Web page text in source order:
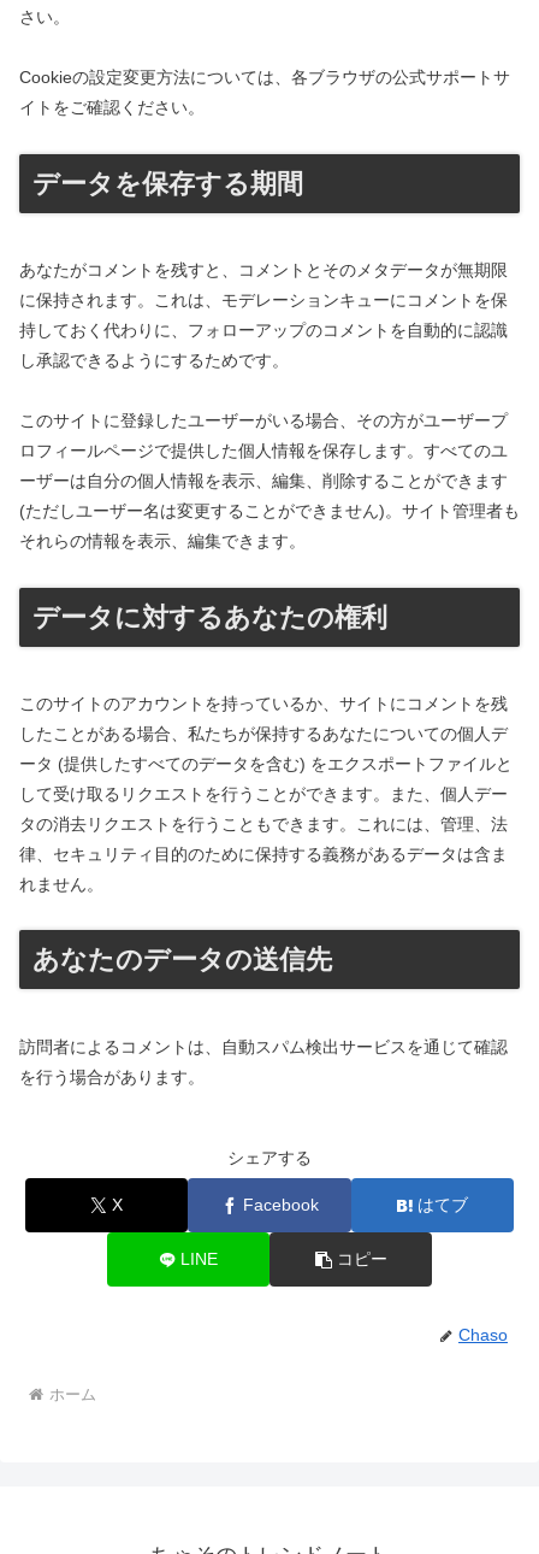
さい。
Cookieの設定変更方法については、各ブラウザの公式サポートサ
イトをご確認ください。
データを保存する期間
あなたがコメントを残すと、コメントとそのメタデータが無期限
に保持されます。これは、モデレーションキューにコメントを保
持しておく代わりに、フォローアップのコメントを自動的に認識
し承認できるようにするためです。
このサイトに登録したユーザーがいる場合、その方がユーザープ
ロフィールページで提供した個人情報を保存します。すべてのユ
ーザーは自分の個人情報を表示、編集、削除することができます
(ただしユーザー名は変更することができません)。サイト管理者も
それらの情報を表示、編集できます。
データに対するあなたの権利
このサイトのアカウントを持っているか、サイトにコメントを残
したことがある場合、私たちが保持するあなたについての個人デ
ータ (提供したすべてのデータを含む) をエクスポートファイルと
して受け取るリクエストを行うことができます。また、個人デー
タの消去リクエストを行うこともできます。これには、管理、法
律、セキュリティ目的のために保持する義務があるデータは含ま
れません。
あなたのデータの送信先
訪問者によるコメントは、自動スパム検出サービスを通じて確認
を行う場合があります。
シェアする
X Facebook はてブ
LINE コピー
Chaso
ホーム